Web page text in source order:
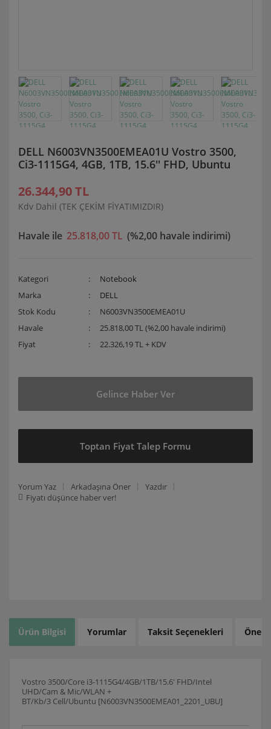
DELL N6003VN3500EMEA01U Vostro 3500,
Ci3-1115G4, 4GB, 1TB, 15.6'' FHD, Ubuntu
26.344,90 TL
Kdv Dahil (TEK ÇEKİM FİYATIMIZDIR)
Havale ile 25.818,00 TL (%2,00 havale indirimi)
Kategori
Notebook
Marka
DELL
Stok Kodu
N6003VN3500EMEA01U
Havale
25.818,00 TL (%2,00 havale indirimi)
Fiyat
22.326,19 TL + KDV
Gelince Haber Ver
Toptan Fiyat Talep Formu
Yorum Yaz Arkadaşına Öner
Yazdır
Fiyatı düşünce haber ver!
Ürün Bilgisi Yorumlar Taksit Seçenekleri
Vostro 3500/Core i3-1115G4/4GB/1TB/15.6' FHD/Intel
UHD/Cam & Mic/WLAN +
BT/Kb/3 Cell/Ubuntu [N6003VN3500EMEA01_2201_UBU]